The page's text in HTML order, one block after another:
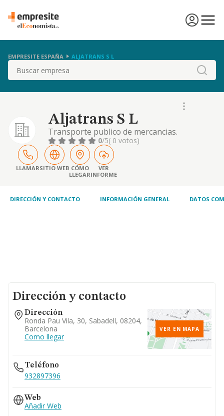
EMPRESITE ESPAÑA ALJATRANS S L
Buscar
Aljatrans S L
Transporte publico de mercancias.
0/5( 0 votos)
LLAMARSITIO WEB CÓMO
LLEGAR
VER
INFORME
DIRECCIÓN Y CONTACTO INFORMACIÓN GENERAL DATOS
Dirección y contacto
Dirección
Ronda Pau Vila, 30, Sabadell, 08204,
Barcelona
Como llegar
VER EN MAPA
Teléfono
932897396
Web
Añadir Web